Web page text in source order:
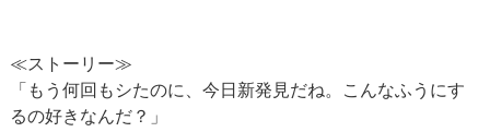
≪ストーリー≫
「もう何回もシたのに、今日新発見だね。こんなふうにす
るの好きなんだ？」